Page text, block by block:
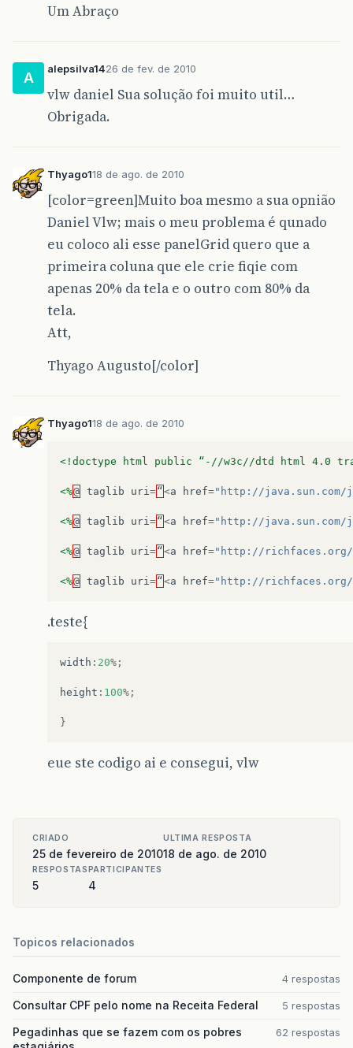
Um Abraço
A
alepsilva1426 de fev. de 2010
vlw daniel Sua solução foi muito util…
Obrigada.
Thyago118 de ago. de 2010
[color=green]Muito boa mesmo a sua opnião
Daniel Vlw; mais o meu problema é qunado
eu coloco ali esse panelGrid quero que a
primeira coluna que ele crie fiqie com
apenas 20% da tela e o outro com 80% da
tela.
Att,
Thyago Augusto[/color]
Thyago118 de ago. de 2010
<!doctype html public “-//w3c//dtd html 4.0
<%@ taglib uri=“ <a href="http://
<%@ taglib uri=“ <a href="http://
<%@ taglib uri=“ <a href="http://
<%@ taglib uri=“ <a href="http://
.teste{
width : 20%;
height : 100%;
}
eue ste codigo ai e consegui, vlw
CRIADO
25 de fevereiro de 2010
ULTIMA RESPOSTA
18 de ago. de 2010
RESPOSTAS
5
PARTICIPANTES
4
Topicos relacionados
Componente de forum 4 respostas
Consultar CPF pelo nome na Receita Federal 5 respostas
Pegadinhas que se fazem com os pobres
62 respostas